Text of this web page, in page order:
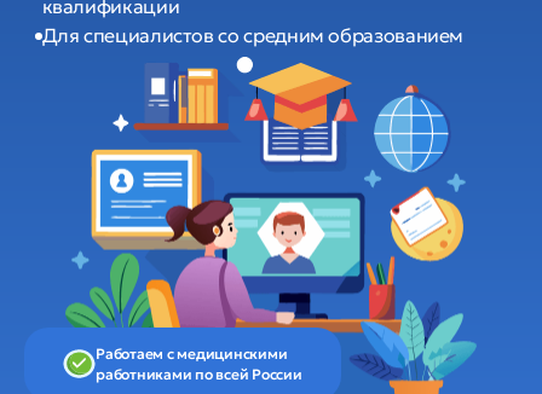
квалификации
Для специалистов со средним образованием
Работаем с медицинскими
работниками по всей России